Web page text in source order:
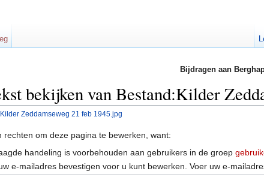
Bijdragen aan
bekijken van Bestand:Kilder
Zeddamseweg 21 feb 1945.jpg
rechten om deze pagina te bewerken, want:
handeling is voorbehouden aan gebruikers in de groep
e-mailadres bevestigen voor u kunt bewerken. Voer uw e-